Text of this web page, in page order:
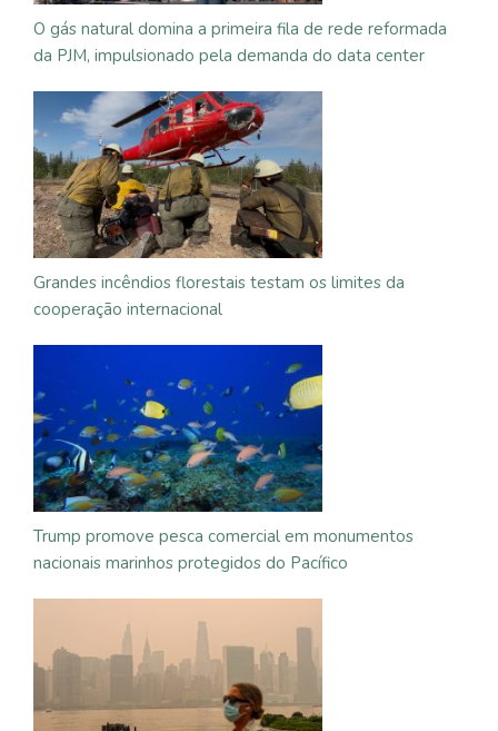
O gás natural domina a primeira fila de rede reformada
da PJM, impulsionado pela demanda do data center
Grandes incêndios florestais testam os limites da
cooperação internacional
Trump promove pesca comercial em monumentos
nacionais marinhos protegidos do Pacífico